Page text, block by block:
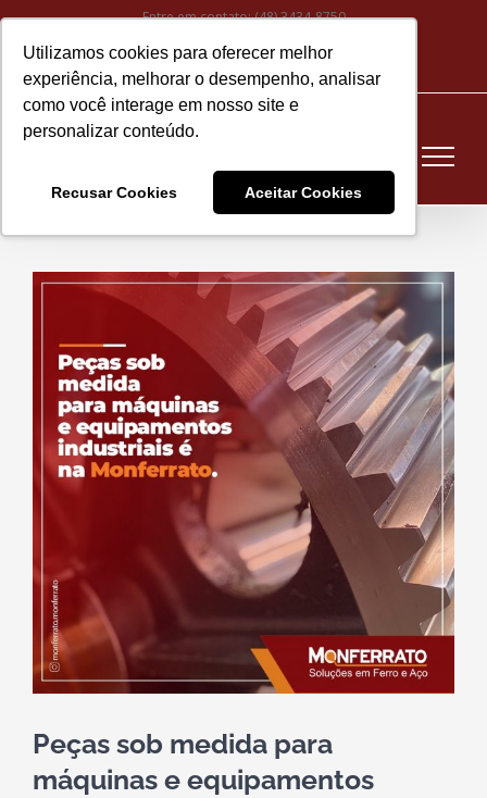
Utilizamos cookies para oferecer melhor
experiência, melhorar o desempenho, analisar
como você interage em nosso site e
personalizar conteúdo.
Recusar Cookies Aceitar Cookies
Ir
para
conteúdo
Entre em contato:(48) 3434-8750
Instagram
mail
View
Image
Peças sob medida para
máquinas e equipamentos